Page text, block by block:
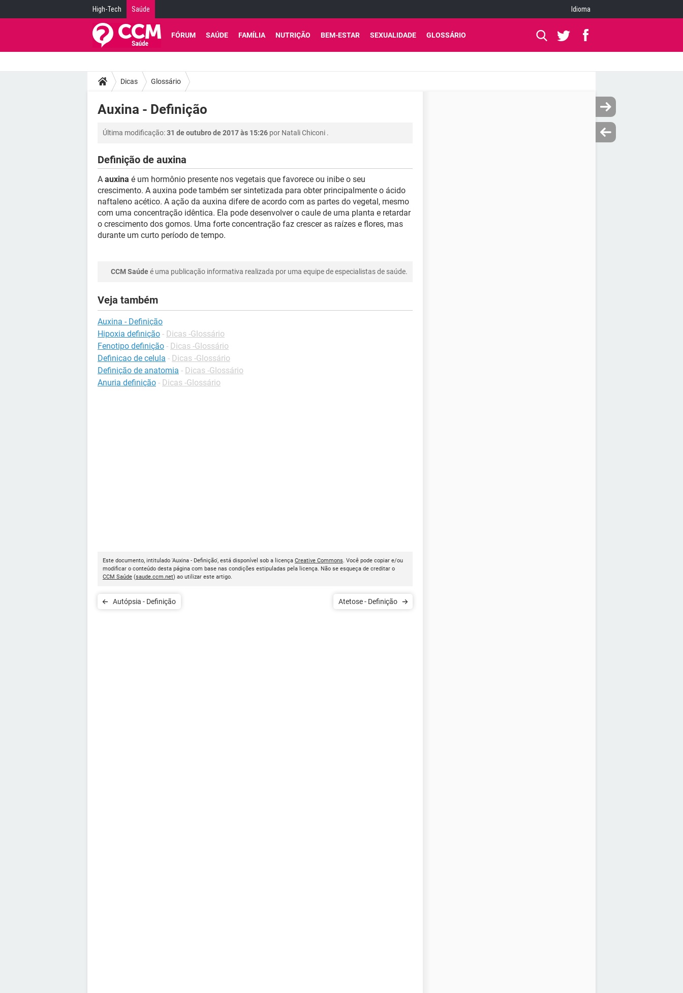
High-Tech Saúde Idioma
FÓRUM SAÚDE FAMÍLIA NUTRIÇÃO BEM-ESTAR SEXUALIDADE GLOSSÁRIO
Dicas Glossário
Auxina - Definição
Última modificação:31 de outubro de 2017 às 15:26 por Natali Chiconi .
Definição de auxina
A auxina é um hormônio presente nos vegetais que favorece ou inibe o seu
crescimento. A auxina pode também ser sintetizada para obter principalmente o ácido
naftaleno acético. A ação da auxina difere de acordo com as partes do vegetal, mesmo
com uma concentração idêntica. Ela pode desenvolver o caule de uma planta e retardar
o crescimento dos gomos. Uma forte concentração faz crescer as raízes e flores, mas
durante um curto período de tempo.
CCM Saúdeé uma publicação informativa realizada por uma equipe de especialistas de saúde.
Veja também
Auxina - Definição
Hipoxia definição - Dicas -Glossário
Fenotipo definição - Dicas -Glossário
Definicao de celula - Dicas -Glossário
Definição de anatomia - Dicas -Glossário
Anuria definição - Dicas -Glossário
Este documento, intitulado 'Auxina - Definição', está disponível sob a licença Creative Commons. Você pode copiar e/ou
modificar o conteúdo desta página com base nas condições estipuladas pela licença. Não se esqueça de creditar o
CCM Saúde (saude.ccm.net) ao utilizar este artigo.
Autópsia - Definição Atetose - Definição